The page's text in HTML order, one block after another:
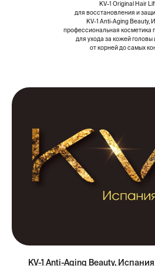
KV-1 Original Hair
для восстановления и
KV-1 Anti-Aging Beauty,
профессиональная косметика
для ухода за кожей
от корней до самых
KV-1 Anti-Aging Beauty,